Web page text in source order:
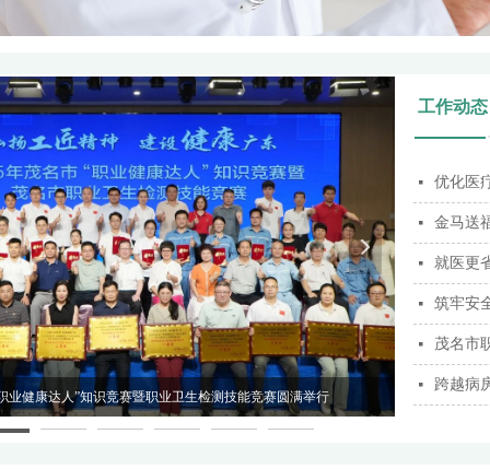
业健康达人”知识竞赛暨职业卫生检测技能竞赛圆满举行
넲
넷
넷 金马送
넷 就医更
넷
넷
넷 跨越病
工作动态